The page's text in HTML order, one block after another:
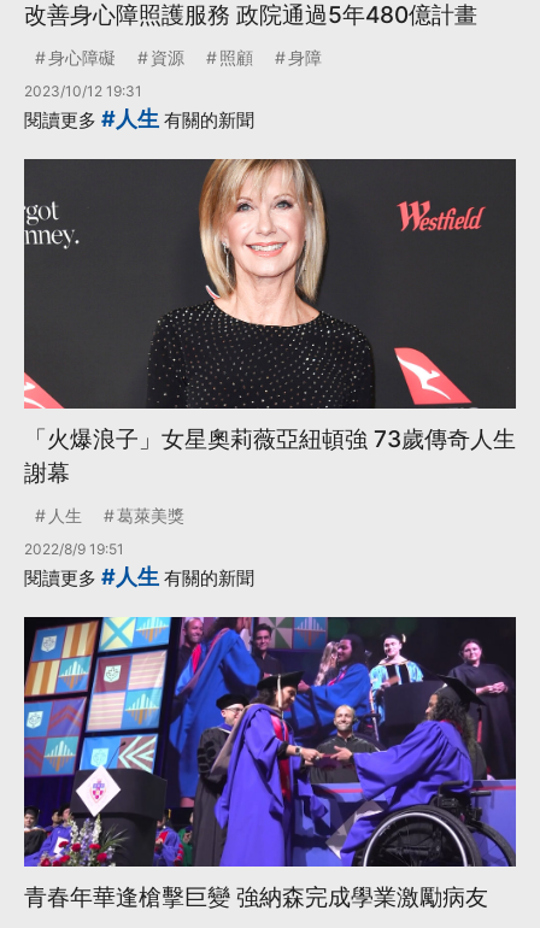
改善身心障照護服務 政院通過5年480億計畫
身心障礙 資源 照顧 身障
2023/10/12 19:31
閱讀更多 #人生 有關的新聞
「火爆浪子」女星奧莉薇亞紐頓強 73歲傳奇人生
謝幕
人生 葛萊美獎
2022/8/9 19:51
閱讀更多 #人生 有關的新聞
青春年華逢槍擊巨變 強納森完成學業激勵病友